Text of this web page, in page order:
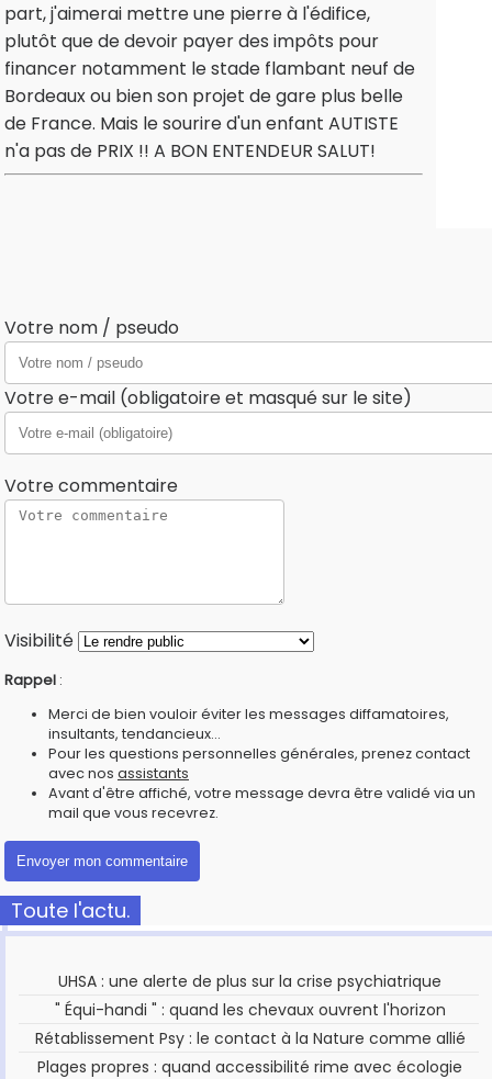
part, j'aimerai mettre une pierre à l'édifice,
plutôt que de devoir payer des impôts pour
financer notamment le stade flambant neuf de
Bordeaux ou bien son projet de gare plus belle
de France. Mais le sourire d'un enfant AUTISTE
n'a pas de PRIX !! A BON ENTENDEUR SALUT!
Votre nom / pseudo
Votre e-mail (obligatoire et masqué sur le site)
Votre commentaire
Visibilité
Rappel :
Merci de bien vouloir éviter les messages diffamatoires,
insultants, tendancieux...
Pour les questions personnelles générales, prenez contact
avec nos assistants
Avant d'être affiché, votre message devra être validé via un
mail que vous recevrez.
Toute l'actu.
UHSA : une alerte de plus sur la crise psychiatrique
" Équi-handi " : quand les chevaux ouvrent l'horizon
Rétablissement Psy : le contact à la Nature comme allié
Plages propres : quand accessibilité rime avec écologie